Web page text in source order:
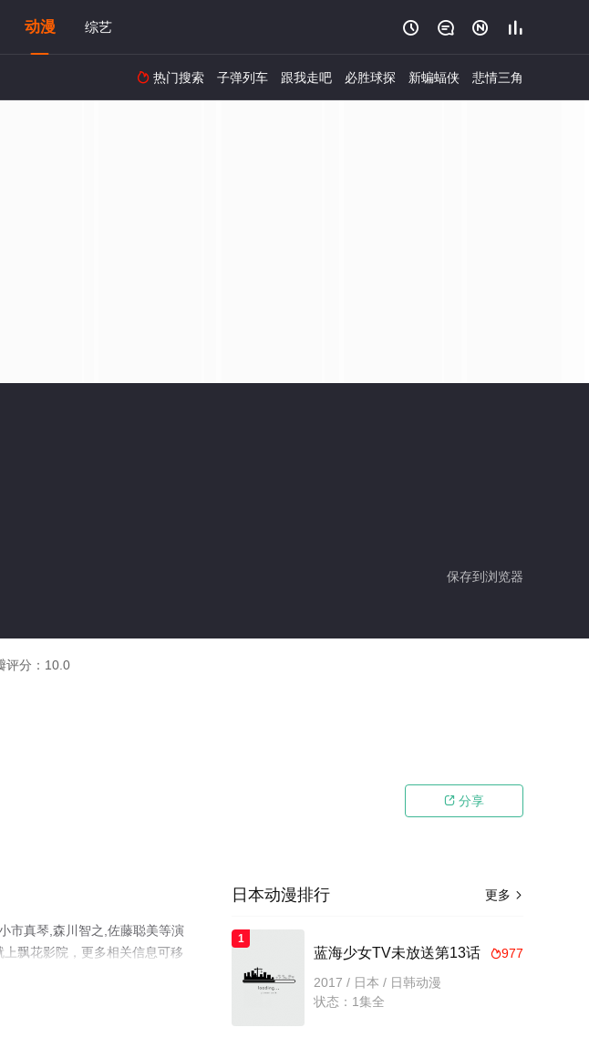
动漫 综艺    
 热门搜索 子弹列车 跟我走吧 必胜球探 新蝙蝠侠 悲情三角
保存到浏览器
评分： 10.0
 分享
市真琴,森川智之,佐藤聪美等演
飘花影院，更多相关信息可移
更多 
日本动漫排行
1
977
蓝海少女TV未放送第13话
2017 / 日本 / 日韩动漫
状态：1集全